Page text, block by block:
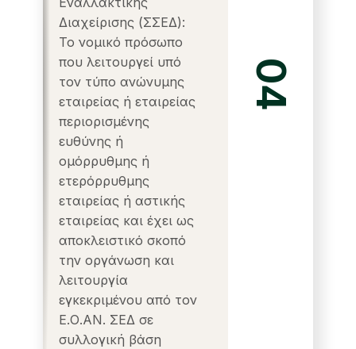
04
Διαχείρισης (ΣΣΕΔ):
Το νομικό πρόσωπο
που λειτουργεί υπό
τον τύπο ανώνυμης
εταιρείας ή εταιρείας
περιορισμένης
ευθύνης ή
ομόρρυθμης ή
ετερόρρυθμης
εταιρείας ή αστικής
εταιρείας και έχει ως
αποκλειστικό σκοπό
την οργάνωση και
λειτουργία
εγκεκριμένου από τον
Ε.Ο.ΑΝ. ΣΕΔ σε
συλλογική βάση